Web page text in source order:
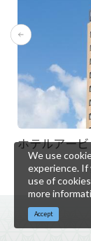
ホテルアー
We use
experience.
use of
more
Accept